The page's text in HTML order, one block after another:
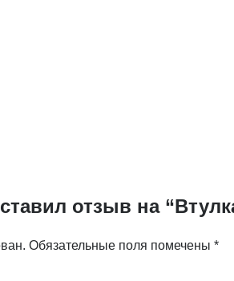
отзыв на
Обязательные поля помечены *